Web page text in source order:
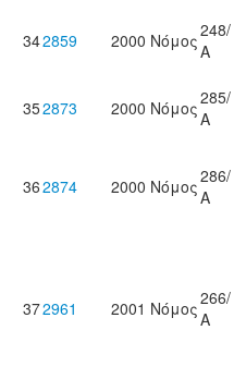
342859 2000 Νόμος248/
Α
352873 2000 Νόμος285/
Α
362874 2000 Νόμος286/
Α
372961 2001 Νόμος266/
Α